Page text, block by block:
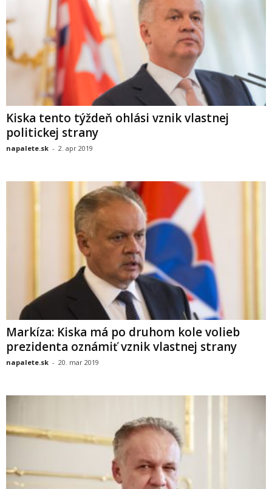
Kiska tento týždeň ohlási vznik vlastnej
politickej strany
napalete.sk - 2. apr 2019
Markíza: Kiska má po druhom kole volieb
prezidenta oznámiť vznik vlastnej strany
napalete.sk - 20. mar 2019